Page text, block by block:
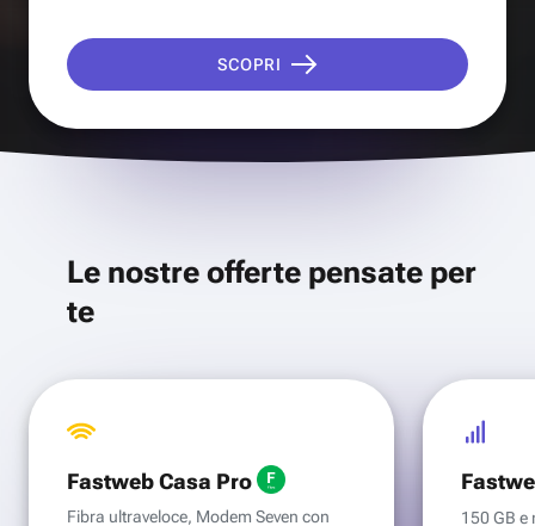
SCOPRI
Le nostre offerte pensate per
te
Fastweb Casa Pro
Fibra ultraveloce, Modem Seven con
150 GB e